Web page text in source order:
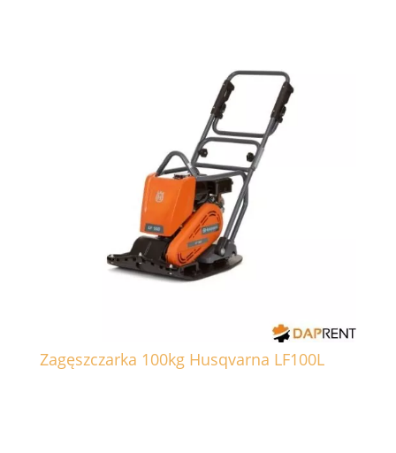
Zagęszczarka 100kg Husqvarna LF100L